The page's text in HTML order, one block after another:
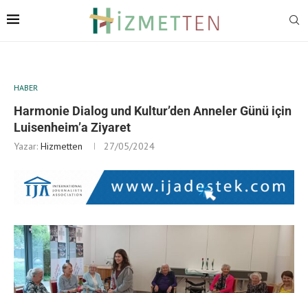
HABER
Harmonie Dialog und Kultur’den Anneler Günü için
Luisenheim’a Ziyaret
Yazar: Hizmetten 27/05/2024